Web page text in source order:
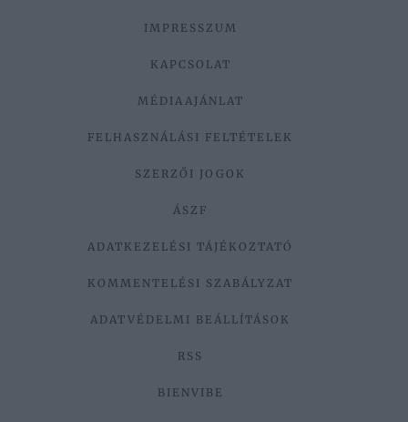
IMPRESSZUM
KAPCSOLAT
MÉDIAAJÁNLAT
FELHASZNÁLÁSI FELTÉTELEK
SZERZŐI JOGOK
ÁSZF
ADATKEZELÉSI TÁJÉKOZTATÓ
KOMMENTELÉSI SZABÁLYZAT
ADATVÉDELMI BEÁLLÍTÁSOK
RSS
BIENVIBE